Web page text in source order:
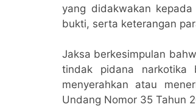
yang didakwakan
bukti, serta keterangan
Jaksa berkesimpulan
tindak pidana narkotika
menyerahkan atau
Undang Nomor 35 Tahun